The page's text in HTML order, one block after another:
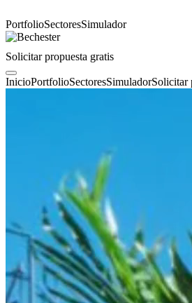
PortfolioSectoresSimulador
Solicitar propuesta gratis
InicioPortfolioSectoresSimuladorSolicitar